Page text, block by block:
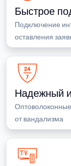
Быстрое
Подключение
оставления
Надежный
от вандализма